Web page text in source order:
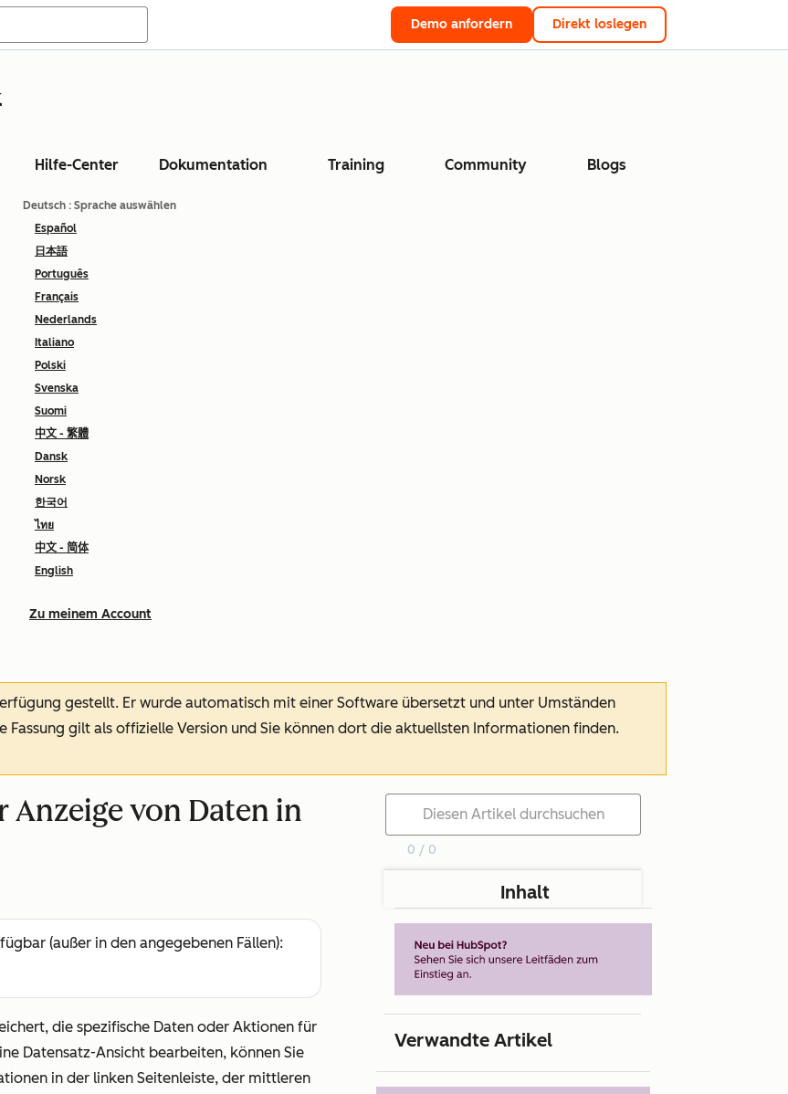
Demo anfordern Direkt loslegen
Hilfe-Center Dokumentation Training Community Blogs
Deutsch : Sprache auswählen
Español
日本語
Português
Français
Nederlands
Italiano
Polski
Svenska
Suomi
中文 - 繁體
Dansk
Norsk
한국어
ไทย
中文 - 简体
English
Zu meinem Account
gestellt. Er wurde automatisch mit einer Software übersetzt und unter Umständen
Fassung gilt als offizielle Version und Sie können dort die aktuellsten Informationen finden.
Anzeige von Daten in
(außer in den angegebenen Fällen):
die spezifische Daten oder Aktionen für
Datensatz-Ansicht bearbeiten, können Sie
in der linken Seitenleiste, der mittleren
0 / 0
Inhalt
Verwandte Artikel